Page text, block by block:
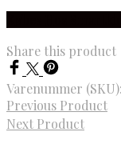
Share this product
Varenummer (SKU):
Previous Product
Next Product